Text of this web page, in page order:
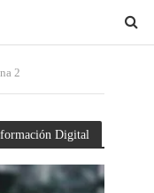
2
Digital